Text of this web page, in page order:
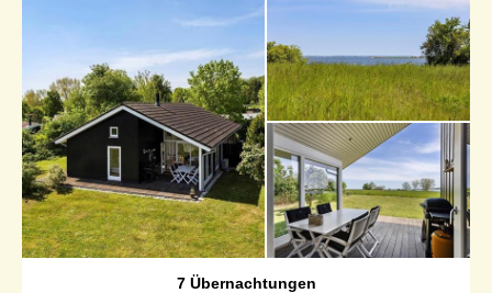
7 Übernachtungen